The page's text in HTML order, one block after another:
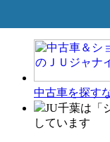
中古車を探す
JU千葉は「
しています